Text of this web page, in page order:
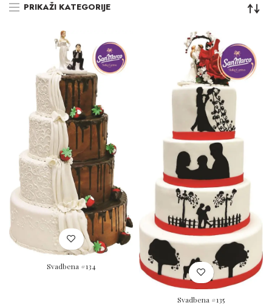
PRIKAŽI KATEGORIJE
Svadbena #134
Svadbena #135